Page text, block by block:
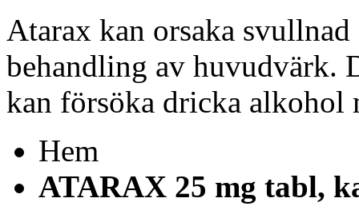
Atarax kan orsaka
behandling av huvudvärk.
kan försöka dricka alkohol
Hem
ATARAX 25 mg tabl,